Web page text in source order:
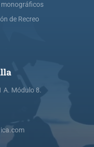
monográficos
de Recreo
A. Módulo 8.